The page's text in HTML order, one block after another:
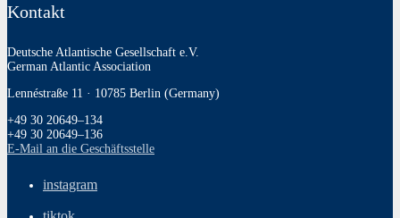
Kontakt
Deutsche Atlantische Gesellschaft e.V.
German Atlantic Association
Lennéstraße 11 · 10785 Berlin (Germany)
+49 30 20649–134
+49 30 20649–136
E‑Mail an die Geschäftsstelle
instagram